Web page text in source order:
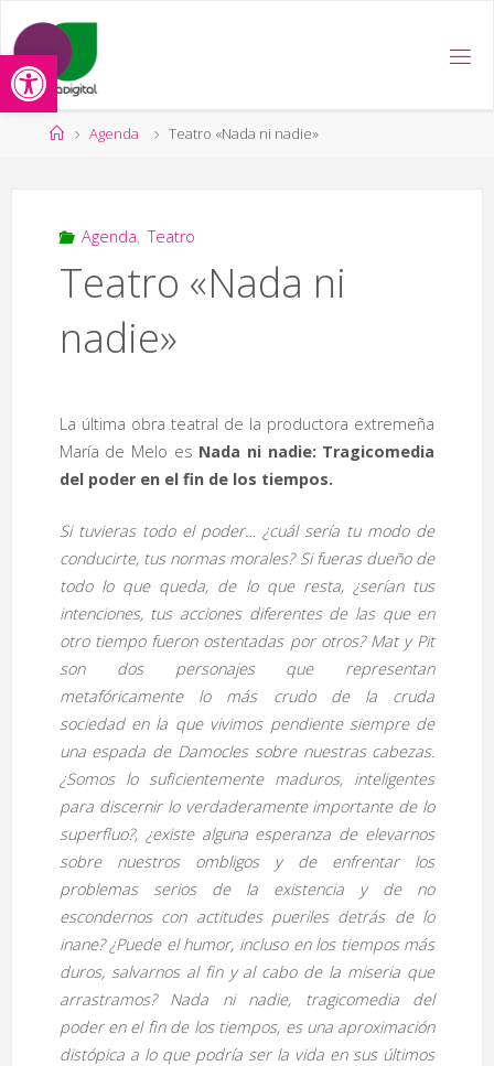
Abrir barra de herramientas
contenido
PáginaAgenda Teatro «Nada ni nadie»
Agenda, Teatro
Teatro «Nada ni
nadie»
La última obra teatral de la productora extremeña
María de Melo es Nada ni nadie: Tragicomedia
del poder en el fin de los tiempos.
Si tuvieras todo el poder… ¿cuál sería tu modo de
conducirte, tus normas morales? Si fueras dueño de
todo lo que queda, de lo que resta, ¿serían tus
intenciones, tus acciones diferentes de las que en
otro tiempo fueron ostentadas por otros? Mat y Pit
son dos personajes que representan
metafóricamente lo más crudo de la cruda
sociedad en la que vivimos pendiente siempre de
una espada de Damocles sobre nuestras cabezas.
¿Somos lo suficientemente maduros, inteligentes
para discernir lo verdaderamente importante de lo
superfluo?, ¿existe alguna esperanza de elevarnos
sobre nuestros ombligos y de enfrentar los
problemas serios de la existencia y de no
escondernos con actitudes pueriles detrás de lo
inane? ¿Puede el humor, incluso en los tiempos más
duros, salvarnos al fin y al cabo de la miseria que
arrastramos? Nada ni nadie, tragicomedia del
poder en el fin de los tiempos, es una aproximación
distópica a lo que podría ser la vida en sus últimos